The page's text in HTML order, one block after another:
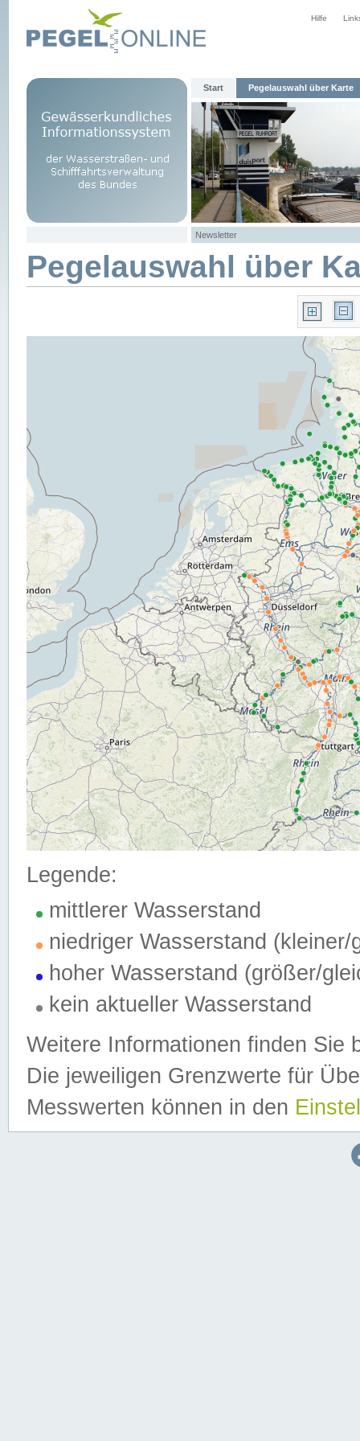
Hilfe
Start Pegelauswahl über Karte
Newsletter
Pegelauswahl über
Legende:
mittlerer Wasserstand
niedriger Wasserstand (kleiner/
hoher Wasserstand (größer/
kein aktueller Wasserstand
Weitere Informationen finden Sie
Die jeweiligen Grenzwerte für
Messwerten können in den